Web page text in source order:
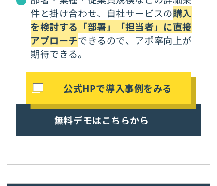
件と掛け合わせ、自社サービスの購入
を検討する「部署」「担当者」に直接
アプローチできるので、アポ率向上が
期待できる。
公式HPで導入事例をみる
無料デモはこちらから